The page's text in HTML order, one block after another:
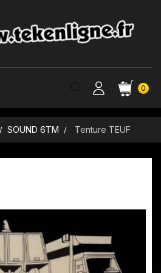
0
SOUND 6TM Tenture TEUF